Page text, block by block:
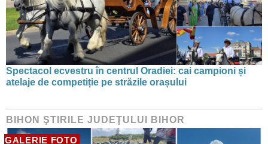
Spectacol ecvestru în centrul Oradiei: cai campioni și
atelaje de competiție pe străzile orașului
BIHON ŞTIRILE JUDEŢULUI BIHOR
GALERIE FOTO